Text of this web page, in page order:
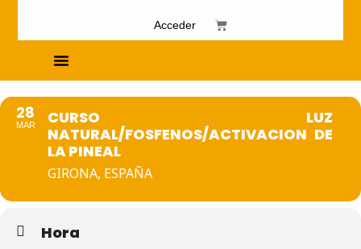
Acceder
28
MAR
CURSO LUZ
NATURAL/FOSFENOS/ACTIVACION DE
LA PINEAL
GIRONA, ESPAÑA
Hora